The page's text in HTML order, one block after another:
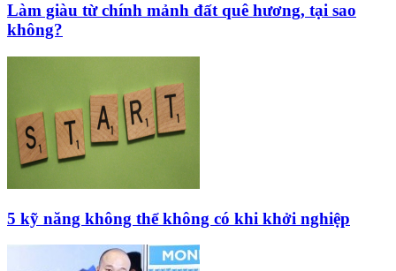
Làm giàu từ chính mảnh đất quê hương, tại sao
không?
5 kỹ năng không thể không có khi khởi nghiệp